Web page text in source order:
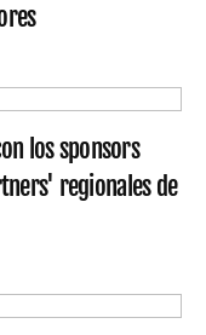
los sponsors
regionales de